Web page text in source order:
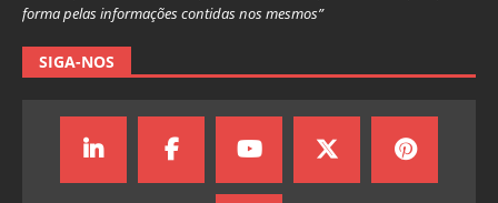
forma pelas informações contidas nos mesmos”
SIGA-NOS